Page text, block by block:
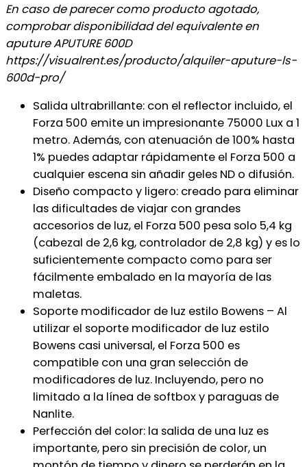
En caso de parecer como producto agotado,
comprobar disponibilidad del equivalente en
aputure APUTURE 600D
https://visualrent.es/producto/alquiler-aputure-ls-
600d-pro/
Salida ultrabrillante: con el reflector incluido, el
Forza 500 emite un impresionante 75000 Lux a 1
metro. Además, con atenuación de 100% hasta
1% puedes adaptar rápidamente el Forza 500 a
cualquier escena sin añadir geles ND o difusión.
Diseño compacto y ligero: creado para eliminar
las dificultades de viajar con grandes
accesorios de luz, el Forza 500 pesa solo 5,4 kg
(cabezal de 2,6 kg, controlador de 2,8 kg) y es lo
suficientemente compacto como para ser
fácilmente embalado en la mayoría de las
maletas.
Soporte modificador de luz estilo Bowens – Al
utilizar el soporte modificador de luz estilo
Bowens casi universal, el Forza 500 es
compatible con una gran selección de
modificadores de luz. Incluyendo, pero no
limitado a la línea de softbox y paraguas de
Nanlite.
Perfección del color: la salida de una luz es
importante, pero sin precisión de color, un